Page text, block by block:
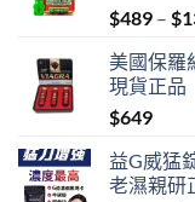
$489 – $
美國保羅
現貨正品
$649
益G威猛
老濕親研